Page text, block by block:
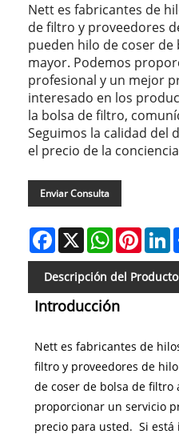
Nett es fabricantes de
de filtro y proveedores
pueden hilo de coser
mayor. Podemos
profesional y un mejor
interesado en los
la bolsa de filtro,
Seguimos la calidad del
el precio de la
Enviar Consulta
Facebook
X WhatsApp
Descripción del Producto
Introducción
Nett es fabricantes de
filtro y proveedores de
de coser de bolsa de filtro
proporcionar un servicio
precio para usted. Si está